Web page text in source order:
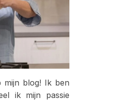
mijn blog! Ik ben
ik mijn passie